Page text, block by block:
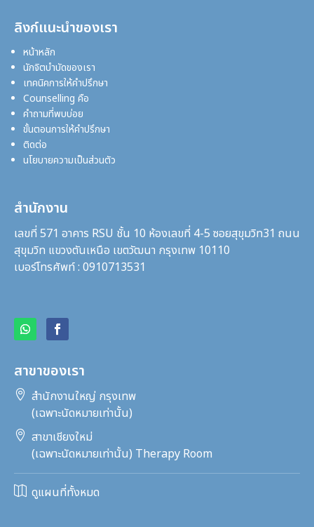
ลิงก์แนะนำของเรา
หน้าหลัก
นักจิตบำบัดของเรา
เทคนิคการให้คำปรึกษา
Counselling คือ
คำถามที่พบบ่อย
ขั้นตอนการให้คำปรึกษา
ติดต่อ
นโยบายความเป็นส่วนตัว
สำนักงาน
เลขที่ 571 อาคาร RSU ชั้น 10 ห้องเลขที่ 4-5 ซอยสุขุมวิท31 ถนน
สุขุมวิท แขวงตันเหนือ เขตวัฒนา กรุงเทพ 10110
เบอร์โทรศัพท์ : 0910713531
สาขาของเรา
 สำนักงานใหญ่ กรุงเทพ
(เฉพาะนัดหมายเท่านั้น)
 สาขาเชียงใหม่
(เฉพาะนัดหมายเท่านั้น) Therapy Room
 ดูแผนที่ทั้งหมด